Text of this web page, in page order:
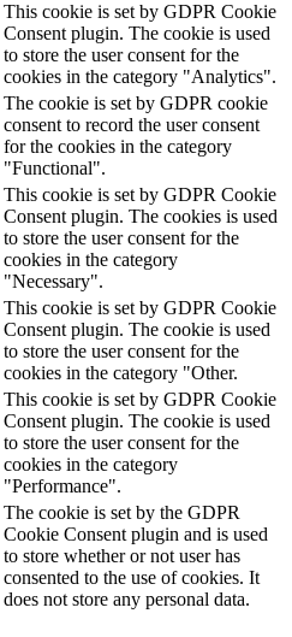
This cookie is set by GDPR Cookie
Consent plugin. The cookie is used
to store the user consent for the
cookies in the category "Analytics".
The cookie is set by GDPR cookie
consent to record the user consent
for the cookies in the category
"Functional".
This cookie is set by GDPR Cookie
Consent plugin. The cookies is used
to store the user consent for the
cookies in the category
"Necessary".
This cookie is set by GDPR Cookie
Consent plugin. The cookie is used
to store the user consent for the
cookies in the category "Other.
This cookie is set by GDPR Cookie
Consent plugin. The cookie is used
to store the user consent for the
cookies in the category
"Performance".
The cookie is set by the GDPR
Cookie Consent plugin and is used
to store whether or not user has
consented to the use of cookies. It
does not store any personal data.